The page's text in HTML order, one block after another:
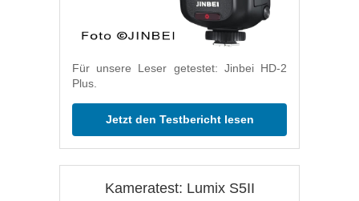
Für unsere Leser getestet: Jinbei HD-2
Plus.
Jetzt den Testbericht lesen
Kameratest: Lumix S5II